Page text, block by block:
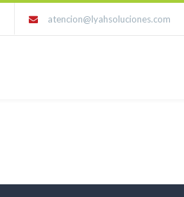
atencion@lyahsoluciones.com